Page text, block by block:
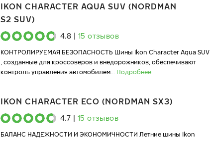
IKON CHARACTER AQUA SUV (NORDMAN
S2 SUV)
4.8 15 отзывов
КОНТРОЛИРУЕМАЯ БЕЗОПАСНОСТЬ Шины Ikon Character Aqua SUV
, созданные для кроссоверов и внедорожников, обеспечивают
контроль управления автомобилем... Подробнее
IKON CHARACTER ECO (NORDMAN SX3)
4.7 15 отзывов
БАЛАНС НАДЕЖНОСТИ И ЭКОНОМИЧНОСТИ Летние шины Ikon